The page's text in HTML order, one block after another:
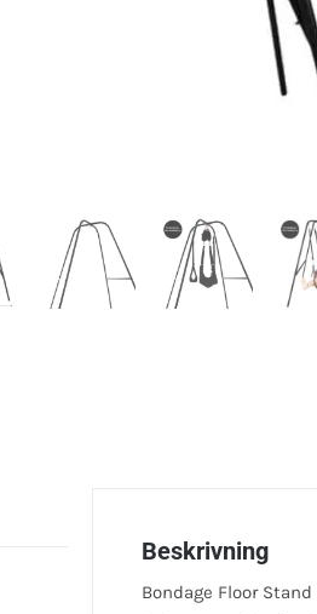
Beskrivning
Bondage Floor